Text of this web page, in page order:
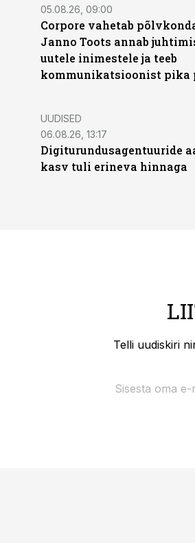
05.08.26, 09:00
Corpore vahetab
Janno Toots annab
uutele inimestele ja teeb
kommunikatsioonist pika
UUDISED
06.08.26, 13:17
Digiturundusagentuuride
kasv tuli erineva hinnaga
Telli uudiskiri